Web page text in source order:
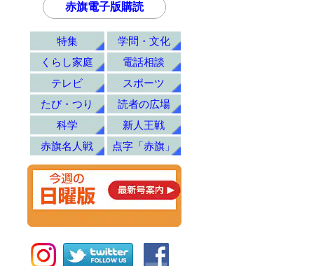
赤旗電子版購読
特集
学問・文化
くらし家庭
電話相談
テレビ
スポーツ
たび・つり
読者の広場
科学
新人王戦
赤旗名人戦
点字「赤旗」